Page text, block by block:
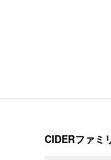
CIDERファミ